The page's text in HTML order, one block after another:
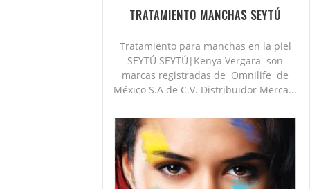
TRATAMIENTO MANCHAS SEYTÚ
Tratamiento para manchas en la piel
SEYTÚ SEYTÚ|Kenya Vergara son
marcas registradas de Omnilife de
México S.A de C.V. Distribuidor Merca...